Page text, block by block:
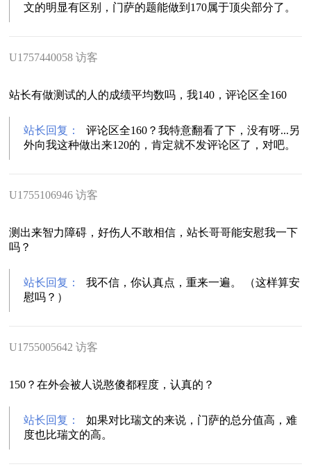
文的明显有区别，门萨的题能做到170属于顶尖部分了。
U1757440058 访客
站长有做测试的人的成绩平均数吗，我140，评论区全160
站长回复：
评论区全160？我特意翻看了下，没有呀...另
外向我这种做出来120的，肯定就不发评论区了，对吧。
U1755106946 访客
测出来智力障碍，好伤人不敢相信，站长哥哥能安慰我一下
吗？
站长回复：
我不信，你认真点，重来一遍。 （这样算安
慰吗？）
U1755005642 访客
150？在外会被人说憨傻都程度，认真的？
站长回复：
如果对比瑞文的来说，门萨的总分值高，难
度也比瑞文的高。